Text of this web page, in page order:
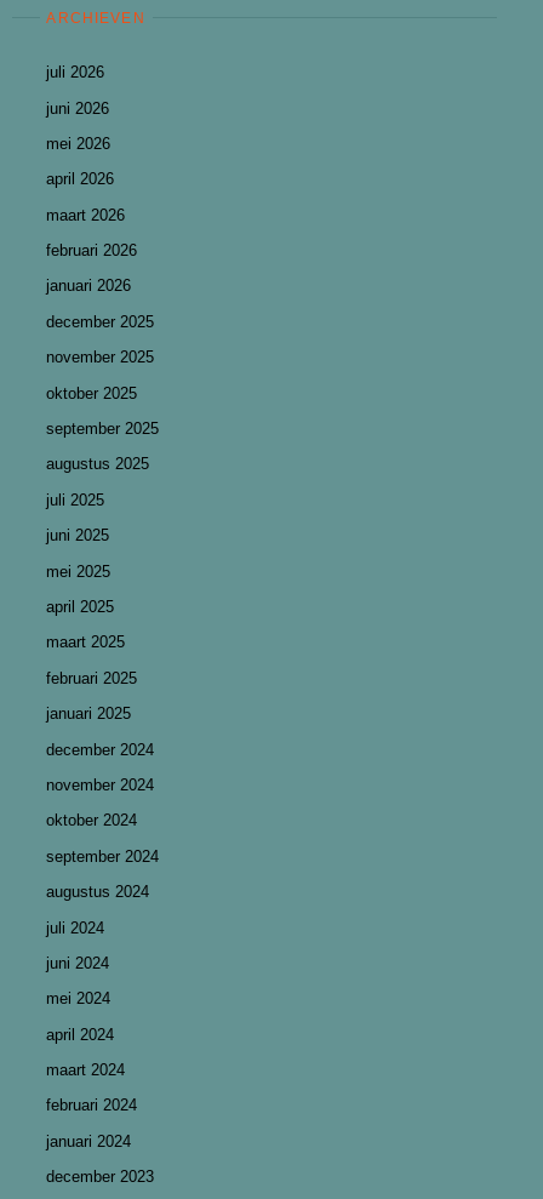
ARCHIEVEN
juli 2026
juni 2026
mei 2026
april 2026
maart 2026
februari 2026
januari 2026
december 2025
november 2025
oktober 2025
september 2025
augustus 2025
juli 2025
juni 2025
mei 2025
april 2025
maart 2025
februari 2025
januari 2025
december 2024
november 2024
oktober 2024
september 2024
augustus 2024
juli 2024
juni 2024
mei 2024
april 2024
maart 2024
februari 2024
januari 2024
december 2023